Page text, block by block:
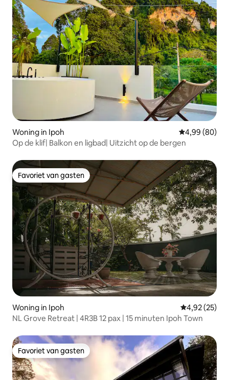
Woning in Ipoh Gemiddelde
4,99 (80)
Op de klif| Balkon en ligbad| Uitzicht op de bergen
Favoriet van gasten
Favoriet van gasten
Woning in Ipoh Gemiddelde
4,92 (25)
NL Grove Retreat | 4R3B 12 pax | 15 minuten Ipoh Town
Favoriet van gasten
Favoriet van gasten